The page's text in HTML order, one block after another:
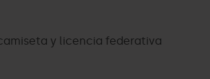
y licencia federativa